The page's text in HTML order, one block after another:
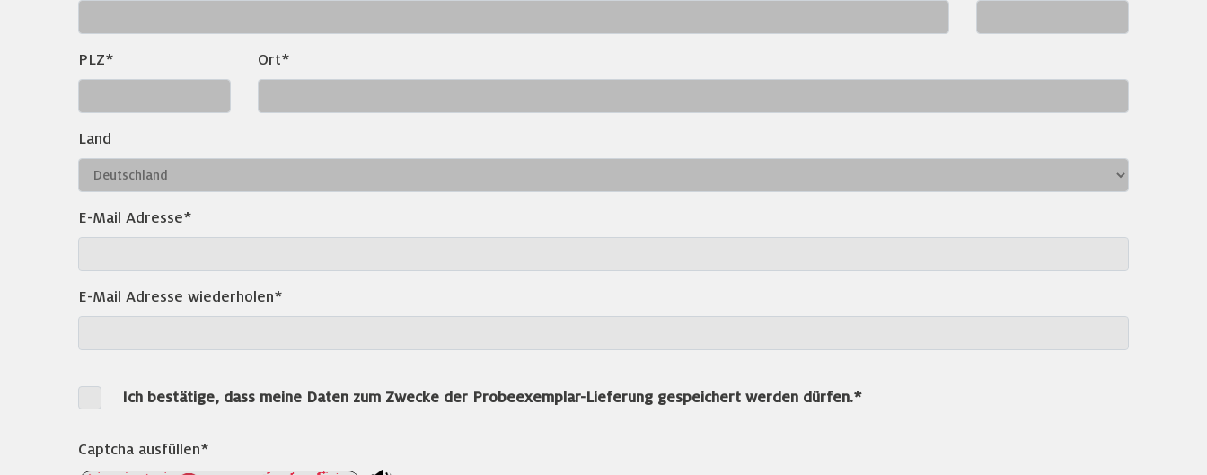
PLZ* Ort*
Land
E-Mail Adresse*
E-Mail Adresse wiederholen*
Ich bestätige, dass meine Daten zum Zwecke der Probeexemplar-Lieferung gespeichert werden dürfen.*
Captcha ausfüllen*